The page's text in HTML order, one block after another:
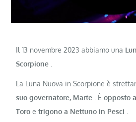
Il 13 novembre 2023 abbiamo una
Scorpione .
La Luna Nuova in Scorpione è
suo governatore, Marte . Èopposto
Toro etrigono a Nettuno in Pesci